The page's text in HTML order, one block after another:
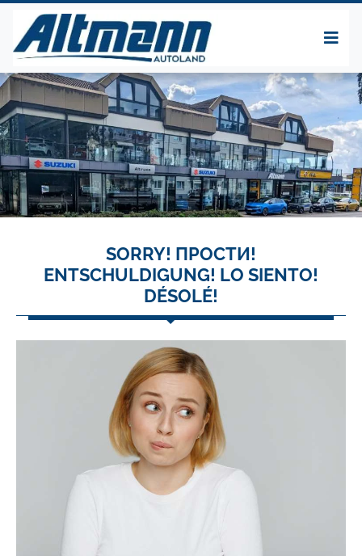
SORRY! ПРОСТИ!
ENTSCHULDIGUNG! LO SIENTO!
DÉSOLÉ!